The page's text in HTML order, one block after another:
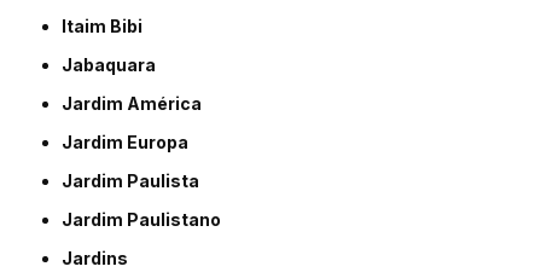
Itaim Bibi
Jabaquara
Jardim América
Jardim Europa
Jardim Paulista
Jardim Paulistano
Jardins